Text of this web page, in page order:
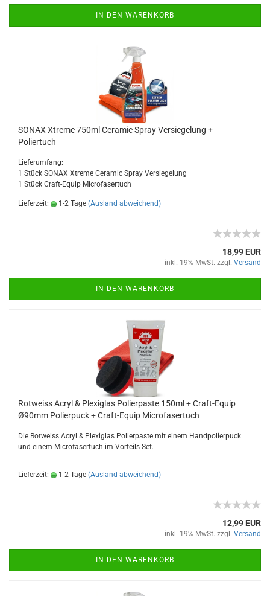
IN DEN WARENKORB
SONAX Xtreme 750ml Ceramic Spray Versiegelung +
Poliertuch
Lieferumfang:
1 Stück SONAX Xtreme Ceramic Spray Versiegelung
1 Stück Craft-Equip Microfasertuch
Lieferzeit: 1-2 Tage (Ausland abweichend)
18,99 EUR
inkl. 19% MwSt. zzgl. Versand
IN DEN WARENKORB
Rotweiss Acryl & Plexiglas Polierpaste 150ml + Craft-Equip
Ø90mm Polierpuck + Craft-Equip Microfasertuch
Die Rotweiss Acryl & Plexiglas Polierpaste mit einem Handpolierpuck
und einem Microfasertuch im Vorteils-Set.
Lieferzeit: 1-2 Tage (Ausland abweichend)
12,99 EUR
inkl. 19% MwSt. zzgl. Versand
IN DEN WARENKORB